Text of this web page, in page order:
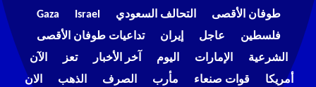
طوفان الأقصى
التحالف السعودي Israel
Gaza
فلسطين
عاجل إيران
تداعيات طوفان الأقصى
الشرعية
الإمارات اليوم آخر الأخبار تعز
الآن
أمريكا
قوات صنعاء مأرب الصرف الذهب
الان